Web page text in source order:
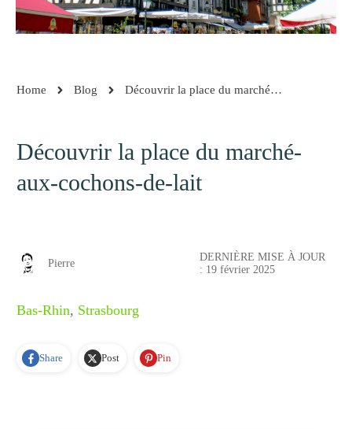
Home Blog Découvrir la place du marché-aux-cochons-de-lait
Découvrir la place du marché-
aux-cochons-de-lait
Pierre
DERNIÈRE MISE À JOUR
: 19 février 2025
Bas-Rhin, Strasbourg
Share Post Pin